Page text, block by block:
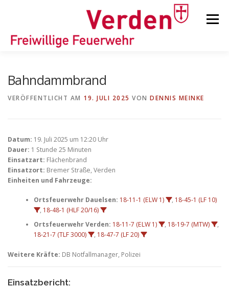
Menü
KINDER-/JUGENDFEUERWEHR
Bahndammbrand
VERÖFFENTLICHT AM 19. JULI 2025 VON DENNIS MEINKE
Datum: 19. Juli 2025 um 12:20 Uhr
Dauer: 1 Stunde 25 Minuten
Einsatzart: Flächenbrand
Einsatzort: Bremer Straße, Verden
Einheiten und Fahrzeuge:
Ortsfeuerwehr Dauelsen: 18-11-1 (ELW 1) , 18-45-1 (LF 10)
, 18-48-1 (HLF 20/16)
Ortsfeuerwehr Verden: 18-11-7 (ELW 1) , 18-19-7 (MTW)
,
18-21-7 (TLF 3000)
, 18-47-7 (LF 20)
Weitere Kräfte: DB Notfallmanager, Polizei
Einsatzbericht: